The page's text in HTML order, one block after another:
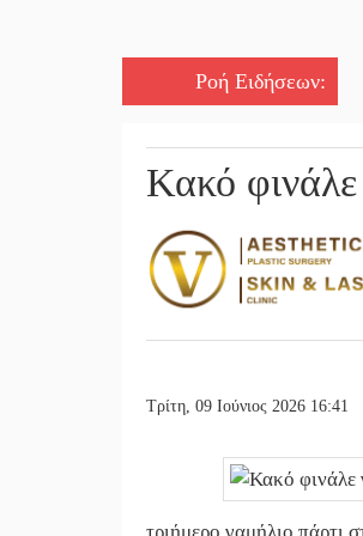
Ροή Ειδήσεων:
Κακό
Τρίτη, 09 Ιούνιος 2026 16:41
τριήμερο γαμήλιο πάρτι